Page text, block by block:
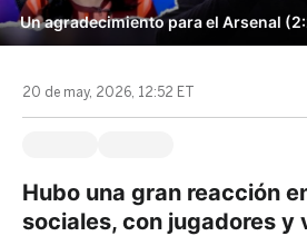
Un agradecimiento para el Arsenal
20 de may, 2026, 12:52 ET
Hubo una gran reacción
sociales, con jugadores y